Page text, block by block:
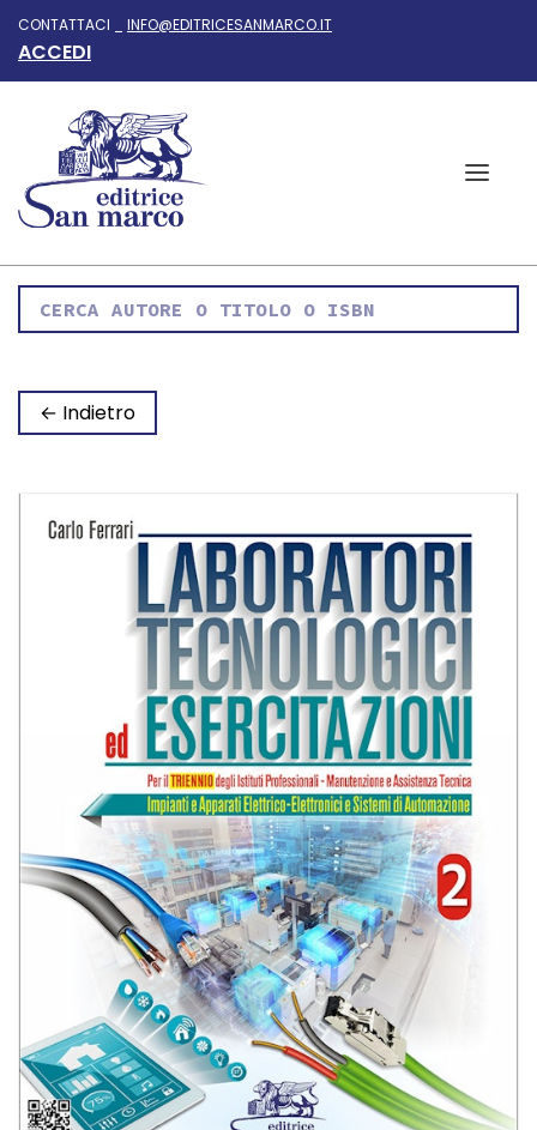
CONTATTACI _ INFO@EDITRICESANMARCO.IT
ACCEDI
← Indietro